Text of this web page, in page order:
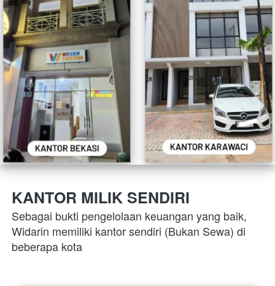
KANTOR MILIK SENDIRI
Sebagai bukti pengelolaan keuangan yang baik,
Widarin memiliki kantor sendiri (Bukan Sewa) di
beberapa kota